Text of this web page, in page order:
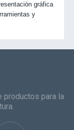
gráfica
y
productos para la